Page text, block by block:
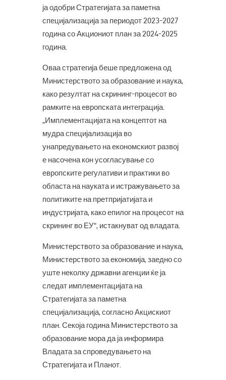
ја одобри Стратегијата за паметна
специјализација за периодот 2023-2027
година со Акциониот план за 2024-2025
година.
Оваа стратегија беше предложена од
Министерството за образование и наука,
како резултат на скрининг-процесот во
рамките на европската интеграција.
„Имплементацијата на концептот на
мудра специјализација во
унапредувањето на економскиот развој
е насочена кон усогласување со
европските регулативи и практики во
областа на науката и истражувањето за
политиките на претпријатијата и
индустријата, како епилог на процесот на
скрининг во ЕУ“, истакнуват од владата.
Министерството за образование и наука,
Министерството за економија, заедно со
уште неколку државни агенции ќе ја
следат имплементацијата на
Стратегијата за паметна
специјализација, согласно Акцискиот
план. Секоја година Министерството за
образование мора да ја информира
Владата за спроведувањето на
Стратегијата и Планот.